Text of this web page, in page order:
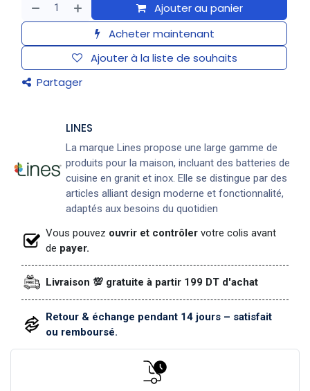
Ajouter au panier
Acheter maintenant
Ajouter à la liste de souhaits
Partager
LINES
La marque Lines propose une large gamme de
produits pour la maison, incluant des batteries de
cuisine en granit et inox. Elle se distingue par des
articles alliant design moderne et fonctionnalité,
adaptés aux besoins du quotidien
Vous pouvez ouvrir et contrôler votre colis avant
de payer.
Livraison 💯 gratuite à partir 199 DT d'achat
Retour & échange pendant 14 jours – satisfait
ou remboursé.